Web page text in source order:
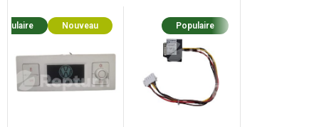
Nouveau Populaire